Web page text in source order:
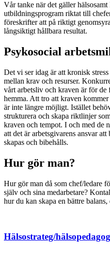
Vår tanke när det gäller hälsosamt
utbildningsprogram riktat till
föreskrifter att på riktigt
långsiktigt hållbara resultat.
Psykosocial
Det vi ser idag är att kronisk
mellan krav och resurser.
vårt arbetsliv och kraven är för de
hemma. Att tro att kraven
är inte längre möjligt. Istället
strukturera och skapa riktlinjer
kraven och tempot. I och med de
att det är arbetsgivarens ansvar
skapas och bibehålls.
Hur gör man?
Hur gör man då som chef/ledare
själv och sina medarbetare?
hur du kan skapa en bättre balans,
Hälsostrateg/